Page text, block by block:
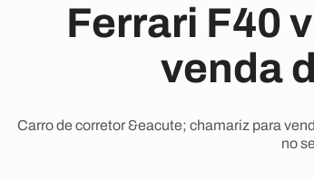
Ferrari F40
venda
Carro de corretor &eacute; chamariz para
no